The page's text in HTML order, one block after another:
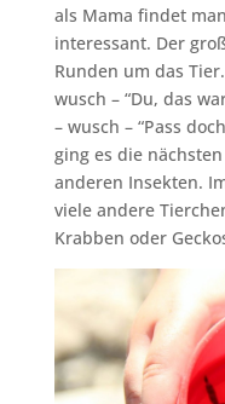
als Mama findet
interessant. Der
Runden um das
wusch – “Du, das
– wusch – “Pass
ging es die
anderen Insekten.
viele andere
Krabben oder